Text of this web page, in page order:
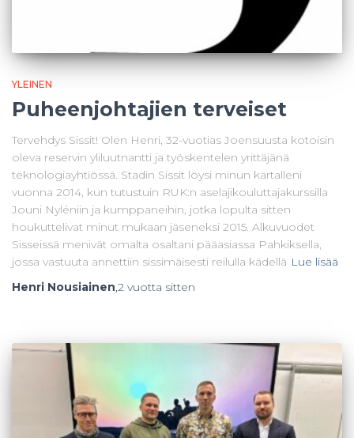
YLEINEN
Puheenjohtajien terveiset
Tervehdys Sissit! Olen Henri, 32-vuotias Joensuusta kotoisin
oleva reservin yliluutnantti ja työskentelen yrittäjänä
teknologiayhtiössä. Stadin Sissit löysi minun kartalleni
vuonna 2014, kun tutustuin RUK:n aselajikouluttajakurssilla
Jouni Nyléniin ja kumppaneihin, jotka lopulta sitten
houkuttelivat minut mukaan jäseneksi 2015. Alkuvuodet
Sisseissä menivät omalta osaltani pääasiassa Pahkiksella,
jossa vastuuta annettiin sissimäisesti reilulla kädellä Lue lisää
Henri Nousiainen,2 vuotta sitten